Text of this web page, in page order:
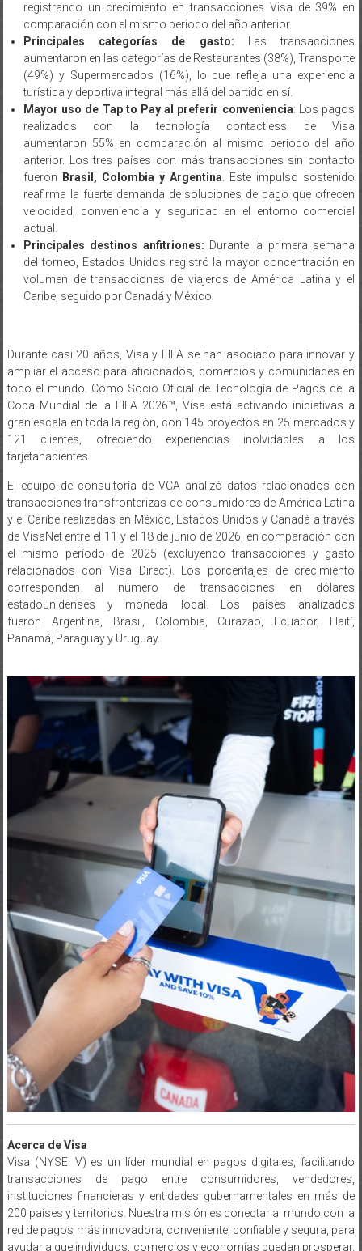
registrando un crecimiento en transacciones Visa de 39% en
comparación con el mismo período del año anterior.
Principales categorías de gasto:
Las transacciones
aumentaron en las categorías de Restaurantes (38%), Transporte
(49%) y Supermercados (16%), lo que refleja una experiencia
turística y deportiva integral más allá del partido en sí.
Mayor uso de Tap to Pay al preferir conveniencia: Los pagos
realizados con la tecnología contactless de Visa
aumentaron 55% en comparación al mismo período del año
anterior. Los tres países con más transacciones sin contacto
fueron
Brasil, Colombia y Argentina . Este impulso sostenido
reafirma la fuerte demanda de soluciones de pago que ofrecen
velocidad, conveniencia y seguridad en el entorno comercial
actual.
Principales destinos anfitriones: Durante la primera semana
del torneo, Estados Unidos registró la mayor concentración en
volumen de transacciones de viajeros de América Latina y el
Caribe, seguido por Canadá y México.
Durante casi 20 años, Visa y FIFA se han asociado para innovar y
ampliar el acceso para aficionados, comercios y comunidades en
todo el mundo. Como Socio Oficial de Tecnología de Pagos de la
Copa Mundial de la FIFA 2026™, Visa está activando iniciativas a
gran escala en toda la región, con 145 proyectos en 25 mercados y
121 clientes, ofreciendo experiencias inolvidables a los
tarjetahabientes.
El equipo de consultoría de VCA analizó datos relacionados con
transacciones transfronterizas de consumidores de América Latina
y el Caribe realizadas en México, Estados Unidos y Canadá a través
de VisaNet entre el 11 y el 18 de junio de 2026, en comparación con
el mismo período de 2025 (excluyendo transacciones y gasto
relacionados con Visa Direct). Los porcentajes de crecimiento
corresponden al número de transacciones en dólares
estadounidenses y moneda local. Los países analizados
fueron Argentina, Brasil, Colombia, Curazao, Ecuador, Haití,
Panamá, Paraguay y Uruguay.
Acerca de Visa
Visa (NYSE: V) es un líder mundial en pagos digitales, facilitando
transacciones de pago entre consumidores, vendedores,
instituciones financieras y entidades gubernamentales en más de
200 países y territorios. Nuestra misión es conectar al mundo con la
red de pagos más innovadora, conveniente, confiable y segura, para
ayudar a que individuos, comercios y economías puedan prosperar.